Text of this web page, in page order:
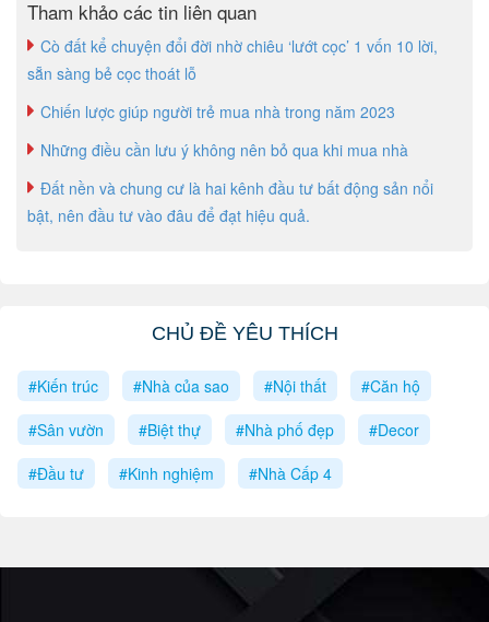
Tham khảo các tin liên quan
Cò đất kể chuyện đổi đời nhờ chiêu ‘lướt cọc’ 1 vốn 10 lời,
sẵn sàng bẻ cọc thoát lỗ
Chiến lược giúp người trẻ mua nhà trong năm 2023
Những điều cần lưu ý không nên bỏ qua khi mua nhà
Đất nền và chung cư là hai kênh đầu tư bất động sản nổi
bật, nên đầu tư vào đâu để đạt hiệu quả.
CHỦ ĐỀ YÊU THÍCH
#Kiến trúc #Nhà của sao #Nội thất
#Căn hộ
#Sân vườn
#Biệt thự #Nhà phố đẹp
#Decor
#Đầu tư
#Kinh nghiệm #Nhà Cấp 4